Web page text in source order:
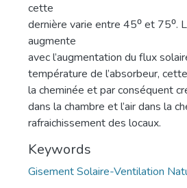
cette
dernière varie entre 45⁰ et 75⁰.
augmente
avec l’augmentation du flux
température de l’absorbeur,
la cheminée et par conséquent
dans la chambre et l’air dans la
rafraichissement des locaux.
Keywords
Gisement Solaire-Ventilation